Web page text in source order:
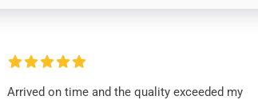
Arrived on time and the quality exceeded my